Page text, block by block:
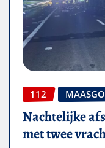
112
Nachtelijke
met twee